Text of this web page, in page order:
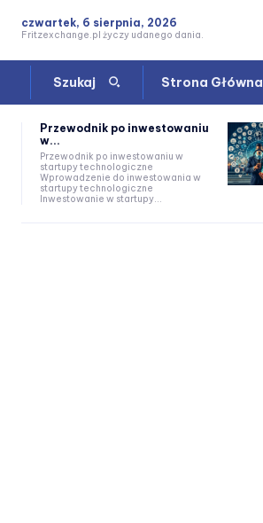
czwartek, 6 sierpnia, 2026
Fritzexchange.pl życzy udanego dania.
Szukaj Strona Główna
Przewodnik po inwestowaniu
w...
Przewodnik po inwestowaniu w
startupy technologiczne
Wprowadzenie do inwestowania w
startupy technologiczne
Inwestowanie w startupy...